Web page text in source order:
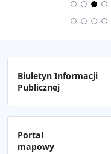
Biuletyn Informacji
Publicznej
Portal
mapowy